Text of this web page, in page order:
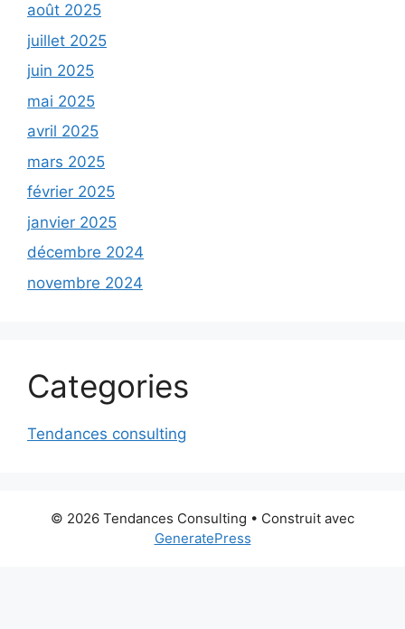
août 2025
juillet 2025
juin 2025
mai 2025
avril 2025
mars 2025
février 2025
janvier 2025
décembre 2024
novembre 2024
Categories
Tendances consulting
© 2026 Tendances Consulting • Construit avec
GeneratePress